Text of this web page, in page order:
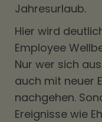
Jahresurlaub.
Hier wird
Employee
Nur wer sich
auch mit neuer
nachgehen.
Ereignisse wie